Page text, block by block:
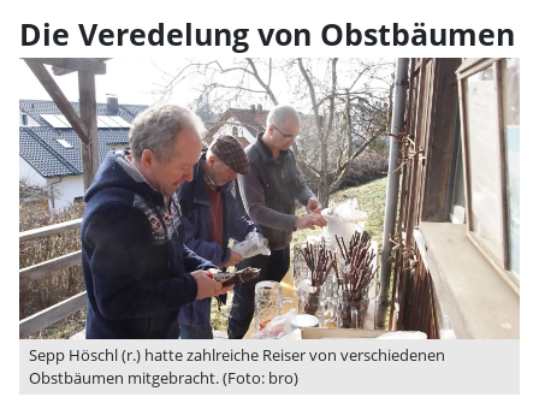
Die Veredelung von Obstbäumen
Sepp Höschl (r.) hatte zahlreiche Reiser von verschiedenen
Obstbäumen mitgebracht. (Foto: bro)